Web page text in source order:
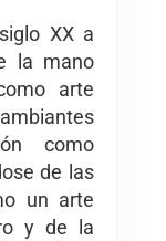
XX a
la mano
arte
como
de las
un arte
y de la